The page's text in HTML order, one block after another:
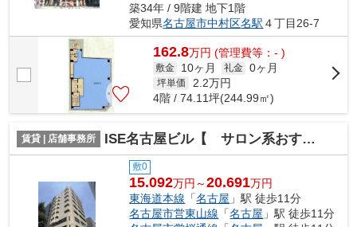
築34年 / 9階建 地下1階
愛知県名古屋市中村区名駅 ４丁目26-7
162.8万円 (管理費等：- )
敷金 10ヶ月 礼金 0ヶ月
坪単価 2.2万円
4階 / 74.11坪(244.99㎡)
賃貸 | 店舗事務所 ISE名古屋ビル【 サロン系おすすめ 】
敷0
15.092万円～20.691万円
東海道本線 「名古屋 」駅 徒歩11分
名古屋市営東山線 「名古屋 」駅 徒歩11分